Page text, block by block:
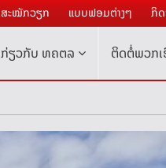
ສະໝັກວຽກ ແບບຟອມຕ່າງໆ ກິດ
ກ່ຽວກັບ ທຄຕລ ຕິດຕໍ່ພວກເ